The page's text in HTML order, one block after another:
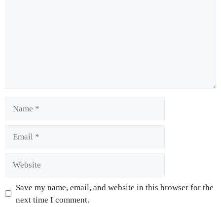
Save my name, email, and website in this browser for the
next time I comment.